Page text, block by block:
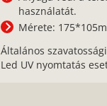
használatát.
Mérete:
Általános
Led UV nyomtatás